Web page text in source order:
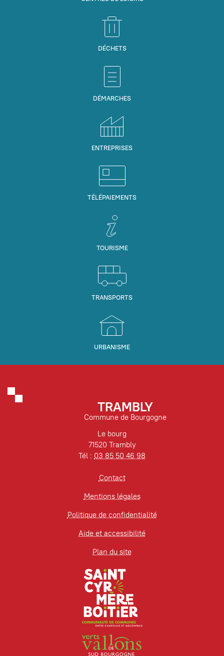
DÉCHETS
DÉMARCHES
ENTREPRISES
TÉLÉPAIEMENTS
TOURISME
TRANSPORTS
URBANISME
TRAMBLY
Commune de Bourgogne
Le bourg
71520 Trambly
Tél : 03 85 50 46 98
Contact
Mentions légales
Politique de confidentialité
Aide et accessibilité
Plan du site